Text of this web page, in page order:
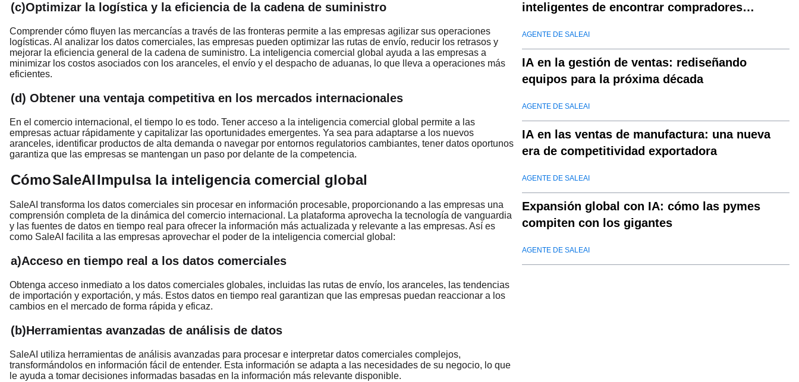
(c)Optimizar la logística y la eficiencia de la cadena de suministro
Comprender cómo fluyen las mercancías a través de las fronteras permite a las empresas agilizar sus operaciones
logísticas. Al analizar los datos comerciales, las empresas pueden optimizar las rutas de envío, reducir los retrasos y
mejorar la eficiencia general de la cadena de suministro. La inteligencia comercial global ayuda a las empresas a
minimizar los costos asociados con los aranceles, el envío y el despacho de aduanas, lo que lleva a operaciones más
eficientes.
(d) Obtener una ventaja competitiva en los mercados internacionales
En el comercio internacional, el tiempo lo es todo. Tener acceso a la inteligencia comercial global permite a las
empresas actuar rápidamente y capitalizar las oportunidades emergentes. Ya sea para adaptarse a los nuevos
aranceles, identificar productos de alta demanda o navegar por entornos regulatorios cambiantes, tener datos oportunos
garantiza que las empresas se mantengan un paso por delante de la competencia.
CómoSaleAIImpulsa la inteligencia comercial global
SaleAI transforma los datos comerciales sin procesar en información procesable, proporcionando a las empresas una
comprensión completa de la dinámica del comercio internacional. La plataforma aprovecha la tecnología de vanguardia
y las fuentes de datos en tiempo real para ofrecer la información más actualizada y relevante a las empresas. Así es
como SaleAI facilita a las empresas aprovechar el poder de la inteligencia comercial global:
a)Acceso en tiempo real a los datos comerciales
Obtenga acceso inmediato a los datos comerciales globales, incluidas las rutas de envío, los aranceles, las tendencias
de importación y exportación, y más. Estos datos en tiempo real garantizan que las empresas puedan reaccionar a los
cambios en el mercado de forma rápida y eficaz.
(b)Herramientas avanzadas de análisis de datos
SaleAI utiliza herramientas de análisis avanzadas para procesar e interpretar datos comerciales complejos,
transformándolos en información fácil de entender. Esta información se adapta a las necesidades de su negocio, lo que
le ayuda a tomar decisiones informadas basadas en la información más relevante disponible.
inteligentes de encontrar compradores
AGENTE DE SALEAI
IA en la gestión de ventas: rediseñando
equipos para la próxima década
AGENTE DE SALEAI
IA en las ventas de manufactura: una nueva
era de competitividad exportadora
AGENTE DE SALEAI
Expansión global con IA: cómo las pymes
compiten con los gigantes
AGENTE DE SALEAI